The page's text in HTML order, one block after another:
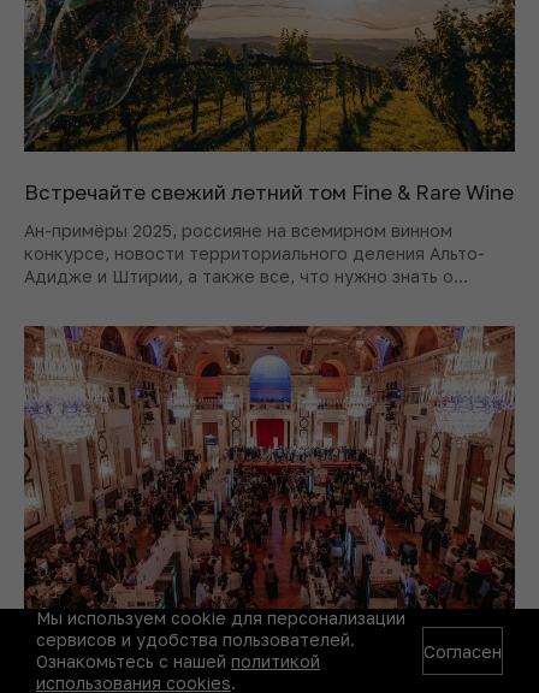
Встречайте свежий летний том Fine & Rare Wine
Ан-примёры 2025, россияне на всемирном винном
конкурсе, новости территориального деления Альто-
Адидже и Штирии, а также все, что нужно знать о
VieVinum 2026: как Австрия строит свое винное
влияние
Мы используем cookie для персонализации
сервисов и удобства пользователей.
Ознакомьтесь с нашей политикой
использования cookies.
Согласен